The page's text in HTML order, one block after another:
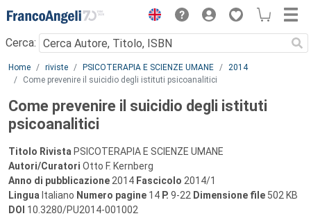
Menu
Cerca:
Main content
Home riviste PSICOTERAPIA E SCIENZE UMANE
2014
Come prevenire il suicidio degli istituti psicoanalitici
Come prevenire il suicidio degli istituti
psicoanalitici
Titolo Rivista PSICOTERAPIA E SCIENZE UMANE
Autori/Curatori Otto F. Kernberg
Anno di pubblicazione 2014 Fascicolo 2014/1
Lingua Italiano Numero pagine 14 P. 9-22 Dimensione file 502 KB
DOI 10.3280/PU2014-001002